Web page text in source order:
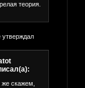
теория.
утверждал
же скажем,